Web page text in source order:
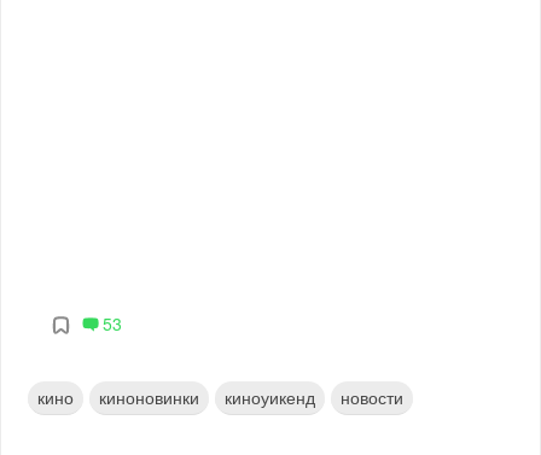
53
кино киноновинки киноуикенд новости